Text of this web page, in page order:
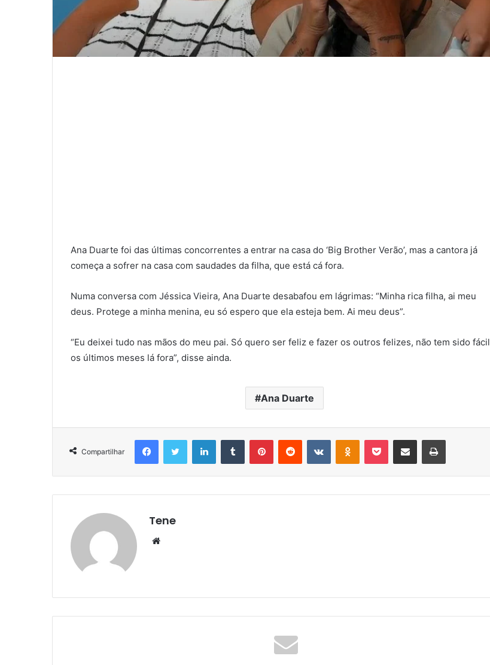
Ana Duarte foi das últimas concorrentes a entrar na casa do ‘Big Brother Verão’, mas a cantora já
começa a sofrer na casa com saudades da filha, que está cá fora.
Numa conversa com Jéssica Vieira, Ana Duarte desabafou em lágrimas: “Minha rica filha, ai meu
deus. Protege a minha menina, eu só espero que ela esteja bem. Ai meu deus”.
“Eu deixei tudo nas mãos do meu pai. Só quero ser feliz e fazer os outros felizes, não tem sido fácil
os últimos meses lá fora”, disse ainda.
Ana Duarte
Compartilhar
FacebookTwitter LinkedinTumblr PinterestReddit VK OK Pocket Compartilhar via e-mail Imprimir
Tene
Website